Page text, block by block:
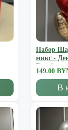
Набор
микс -
149.00
В